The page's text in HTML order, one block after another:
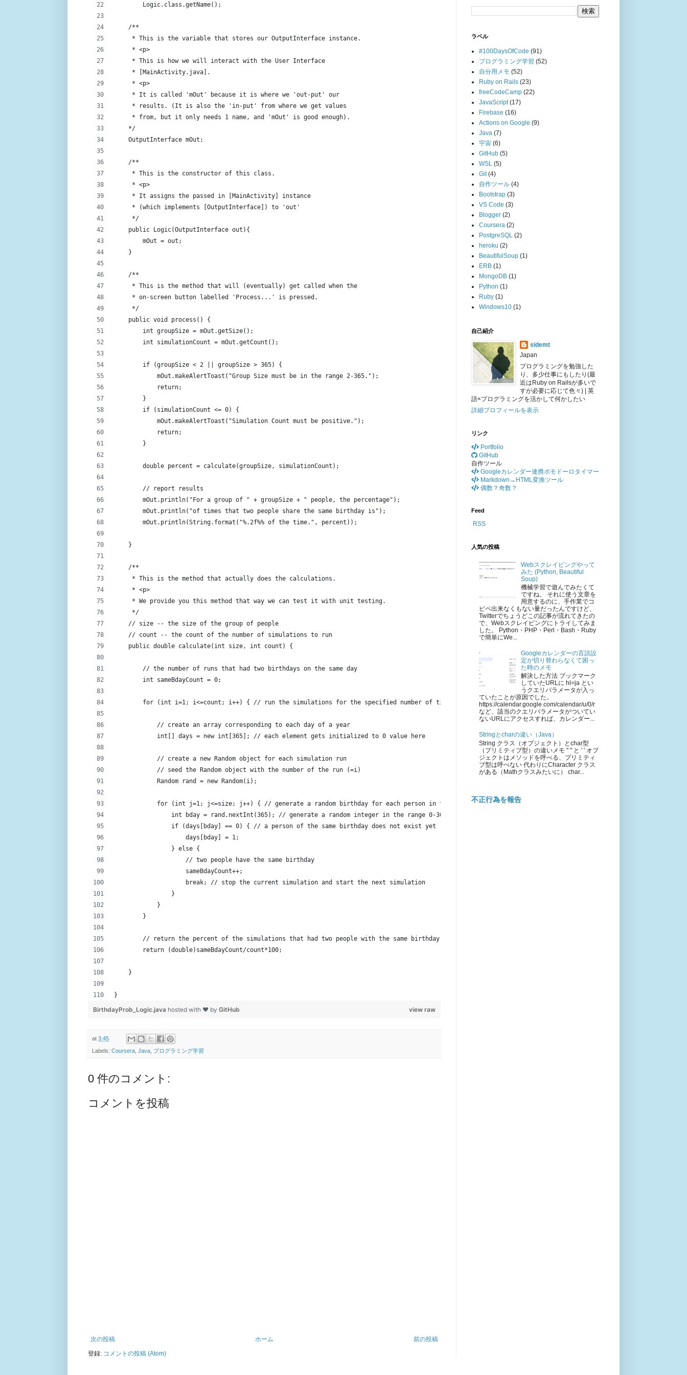
        Logic.class.getName();
    /**
     * This is the variable that stores our OutputInterface instance.
     * <p>
     * This is how we will interact with the User Interface
     * [MainActivity.java].
     * <p>
     * It is called 'mOut' because it is where we 'out-put' our
     * results. (It is also the 'in-put' from where we get values
     * from, but it only needs 1 name, and 'mOut' is good enough).
    */
    OutputInterface mOut;
    /**
     * This is the constructor of this class.
     * <p>
     * It assigns the passed in [MainActivity] instance
     * (which implements [OutputInterface]) to 'out'
     */
    public Logic(OutputInterface out){
        mOut = out;
    }
    /**
     * This is the method that will (eventually) get called when the
     * on-screen button labelled 'Process...' is pressed.
     */
    public void process() {
        int groupSize = mOut.getSize();
        int simulationCount = mOut.getCount();
        if (groupSize < 2 || groupSize > 365) {
            mOut.makeAlertToast("Group Size must be in the range 2-365.");
            return;
        }
        if (simulationCount <= 0) {
            mOut.makeAlertToast("Simulation Count must be positive.");
            return;
        }
        double percent = calculate(groupSize, simulationCount);
        // report results
        mOut.println("For a group of " + groupSize + " people, the percentage");
        mOut.println("of times that two people share the same birthday is");
        mOut.println(String.format("%.2f%% of the time.", percent));
    }
    /**
     * This is the method that actually does the calculations.
     * <p>
     * We provide you this method that way we can test it with unit testing.
     */
    // size -- the size of the group of people
    // count -- the count of the number of simulations to run
    public double calculate(int size, int count) {
        // the number of runs that had two birthdays on the same day
        int sameBdayCount = 0;
        for (int i=1; i<=count; i++) { // run the simulations for the specified number of times
            // create an array corresponding to each day of a year
            int[] days = new int[365]; // each element gets initialized to 0 value here
            // create a new Random object for each simulation run
            // seed the Random object with the number of the run (=i)
            Random rand = new Random(i);
            for (int j=1; j<=size; j++) { // generate a random birthday for each person in the group
                int bday = rand.nextInt(365); // generate a random integer in the range 0-364
                if (days[bday] == 0) { // a person of the same birthday does not exist yet
                    days[bday] = 1;
                } else {
                    // two people have the same birthday
                    sameBdayCount++;
                    break; // stop the current simulation and start the next simulation
                }
            }
        }
        // return the percent of the simulations that had two people with the same birthday
        return (double)sameBdayCount/count*100;
    }
}
view raw
BirthdayProb_Logic.java hosted with ❤ by GitHub
at 3:45
Labels: Coursera, Java, プログラミング学習
0 件のコメント:
コメントを投稿
次の投稿 前の投稿
ホーム
登録: コメントの投稿 (Atom)
ラベル
#100DaysOfCode (91)
プログラミング学習 (52)
自分用メモ (52)
Ruby on Rails (23)
freeCodeCamp (22)
JavaScript (17)
Firebase (16)
Actions on Google (9)
Java (7)
宇宙 (6)
GitHub (5)
WSL (5)
Git (4)
自作ツール (4)
Bootstrap (3)
VS Code (3)
Blogger (2)
Coursera (2)
PostgreSQL (2)
heroku (2)
BeautifulSoup (1)
ERB (1)
MongoDB (1)
Python (1)
Ruby (1)
Windows10 (1)
自己紹介
sidemt
Japan
プログラミングを勉強した
り、多少仕事にもしたり(最
近はRuby on Railsが多いで
すが必要に応じて色々) | 英
語×プログラミングを活かして何かしたい
詳細プロフィールを表示
リンク
Portfolio
GitHub
自作ツール
Googleカレンダー連携ポモドーロタイマー
Markdown→HTML変換ツール
偶数？奇数？
Feed
RSS
人気の投稿
Webスクレイピングやって
みた (Python, Beautiful
Soup)
機械学習で遊んでみたくて
ですね。 それに使う文章を
用意するのに、手作業でコ
ピペ出来なくもない量だったんですけど、
Twitterでちょうどこの記事が流れてきたの
で、Webスクレイピングにトライしてみま
した。 Python・PHP・Perl・Bash・Ruby
で簡単にWe...
Googleカレンダーの言語設
定が切り替わらなくて困っ
た時のメモ
解決した方法 ブックマーク
していたURLに hl=ja とい
うクエリパラメータが入っ
ていたことが原因でした。
https://calendar.google.com/calendar/u/0/r
など、該当のクエリパラメータがついてい
ないURLにアクセスすれば、カレンダー...
Stringとcharの違い（Java）
String クラス（オブジェクト）とchar型
（プリミティブ型）の違いメモ " " と ' ' オブ
ジェクトはメソッドを呼べる、プリミティ
ブ型は呼べない 代わりにCharacter クラス
がある（Mathクラスみたいに） char...
不正行為を報告